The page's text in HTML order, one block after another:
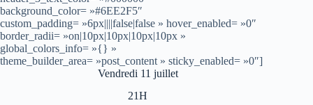
background_color= »#6EE2F5″
custom_padding= »6px||||false|false » hover_enabled= »0″
border_radii= »on|10px|10px|10px|10px »
global_colors_info= »{} »
theme_builder_area= »post_content » sticky_enabled= »0″]
Vendredi 11 juillet
21H